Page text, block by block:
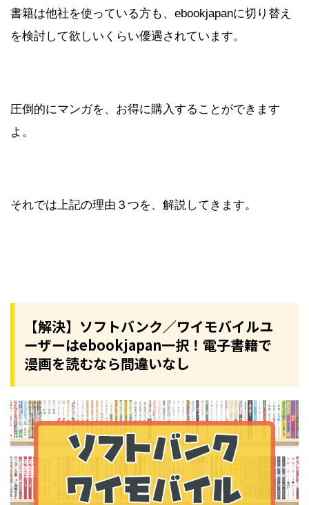
書籍は他社を使っている方も、ebookjapanに切り替え
を検討して欲しいくらい優遇されています。
圧倒的にマンガを、お得に購入することができます
よ。
それでは上記の理由３つを、解説してきます。
【解決】ソフトバンク／ワイモバイルユ
ーザーはebookjapan一択！電子書籍で
漫画を読むなら間違いなし